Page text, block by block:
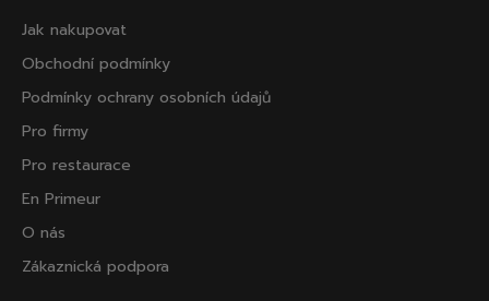
Jak nakupovat
Obchodní podmínky
Podmínky ochrany osobních údajů
Pro firmy
Pro restaurace
En Primeur
O nás
Zákaznická podpora